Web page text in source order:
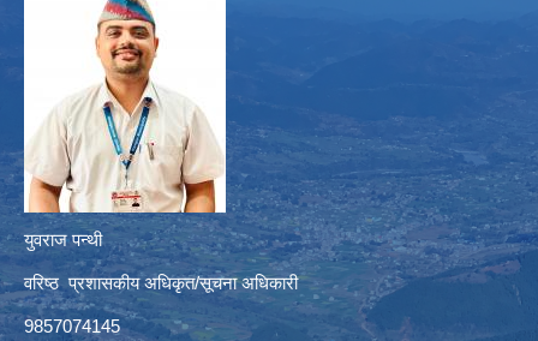
युवराज पन्थी
वरिष्ठ प्रशासकीय अधिकृत/सूचना अधिकारी
9857074145